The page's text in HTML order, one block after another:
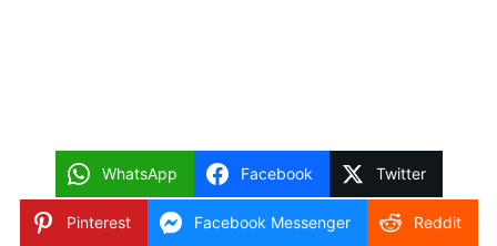
WhatsApp Facebook Twitter
Pinterest Facebook Messenger Reddit